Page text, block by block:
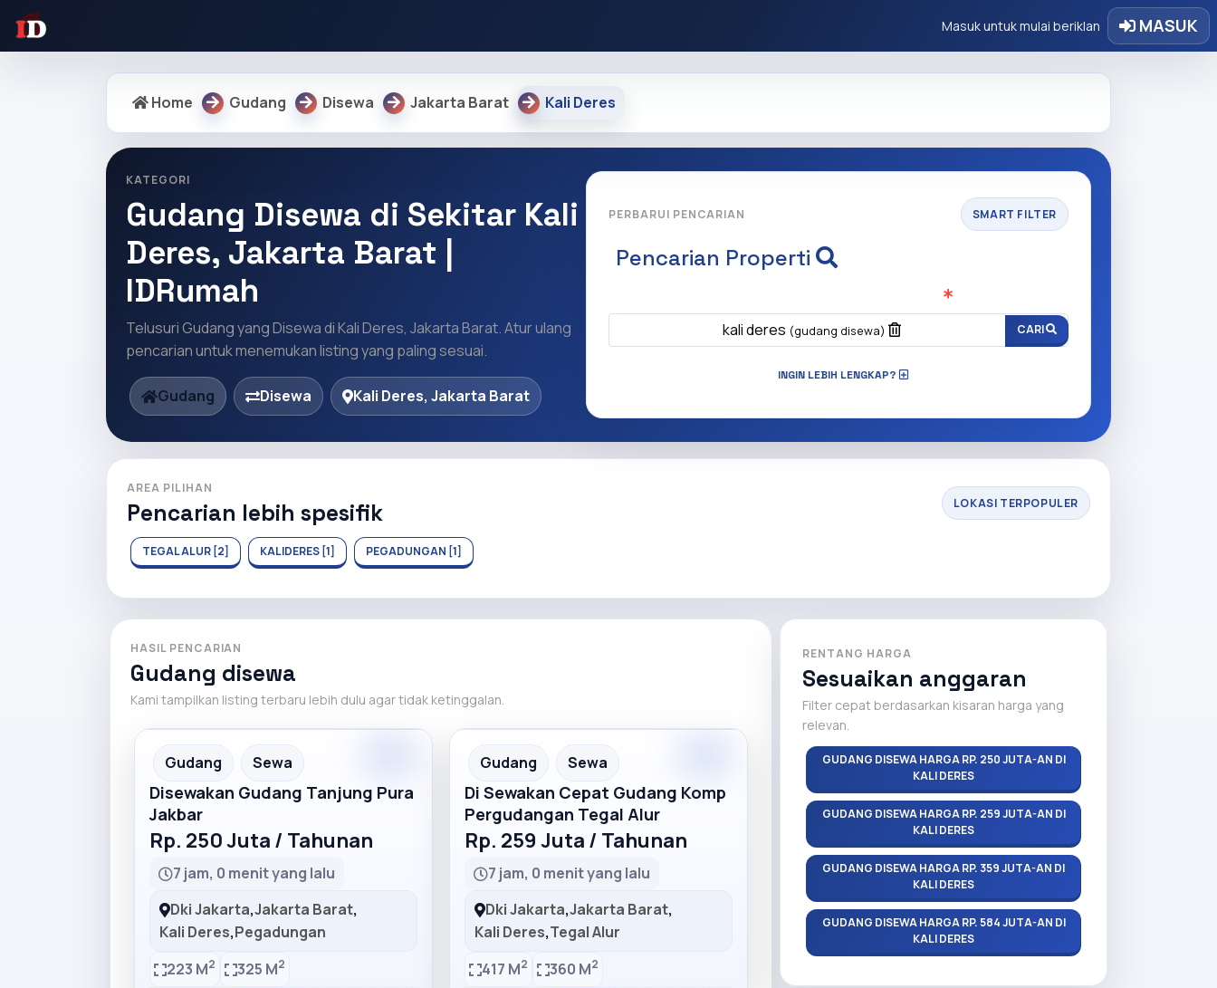
Masuk untuk mulai beriklan MASUK
Home Gudang Disewa Jakarta Barat Kali Deres
KATEGORI
Gudang Disewa di Sekitar Kali
Deres, Jakarta Barat |
IDRumah
Telusuri Gudang yang Disewa di Kali Deres, Jakarta Barat. Atur ulang
pencarian untuk menemukan listing yang paling sesuai.
Gudang Disewa Kali Deres, Jakarta Barat
PERBARUI PENCARIAN SMART FILTER
Pencarian Properti
kali deres (gudang disewa) CARI
INGIN LEBIH LENGKAP?
AREA PILIHAN
Pencarian lebih spesifik LOKASI TERPOPULER
TEGAL ALUR [2] KALIDERES [1] PEGADUNGAN [1]
HASIL PENCARIAN
Gudang disewa
Kami tampilkan listing terbaru lebih dulu agar tidak ketinggalan.
Recommended
Gudang Sewa
Disewakan Gudang Tanjung Pura
Jakbar
Rp. 250 Juta / Tahunan
7 jam, 0 menit yang lalu
Dki Jakarta,Jakarta Barat,
Kali Deres,Pegadungan
223 M2 325 M2
Recommended
Gudang Sewa
Di Sewakan Cepat Gudang Komp
Pergudangan Tegal Alur
Rp. 259 Juta / Tahunan
7 jam, 0 menit yang lalu
Dki Jakarta,Jakarta Barat,
Kali Deres,Tegal Alur
417 M2 360 M2
RENTANG HARGA
Sesuaikan anggaran
Filter cepat berdasarkan kisaran harga yang
relevan.
GUDANG DISEWA HARGA RP. 250 JUTA-AN DI
KALI DERES
GUDANG DISEWA HARGA RP. 259 JUTA-AN DI
KALI DERES
GUDANG DISEWA HARGA RP. 359 JUTA-AN DI
KALI DERES
GUDANG DISEWA HARGA RP. 584 JUTA-AN DI
KALI DERES